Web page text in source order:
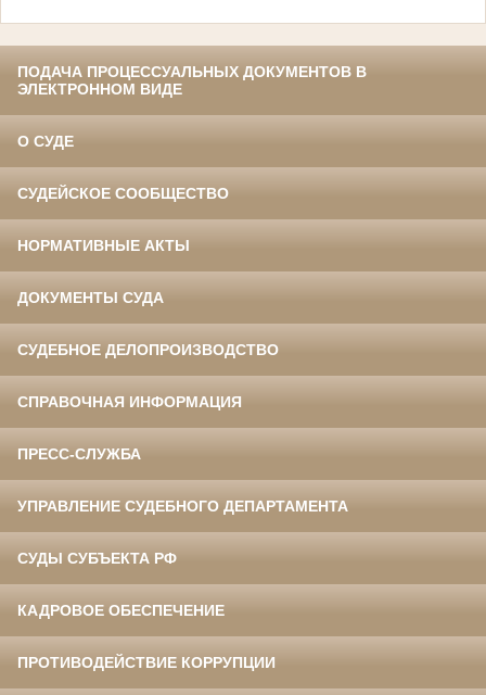
ПОДАЧА ПРОЦЕССУАЛЬНЫХ ДОКУМЕНТОВ В
ЭЛЕКТРОННОМ ВИДЕ
О СУДЕ
СУДЕЙСКОЕ СООБЩЕСТВО
НОРМАТИВНЫЕ АКТЫ
ДОКУМЕНТЫ СУДА
СУДЕБНОЕ ДЕЛОПРОИЗВОДСТВО
СПРАВОЧНАЯ ИНФОРМАЦИЯ
ПРЕСС-СЛУЖБА
УПРАВЛЕНИЕ СУДЕБНОГО ДЕПАРТАМЕНТА
СУДЫ СУБЪЕКТА РФ
КАДРОВОЕ ОБЕСПЕЧЕНИЕ
ПРОТИВОДЕЙСТВИЕ КОРРУПЦИИ